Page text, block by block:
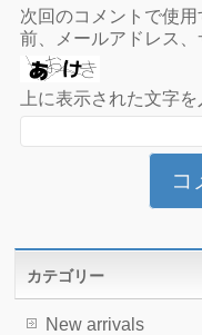
次回のコメントで使
前、メールアドレス、
上に表示された文字
カテゴリー
New arrivals